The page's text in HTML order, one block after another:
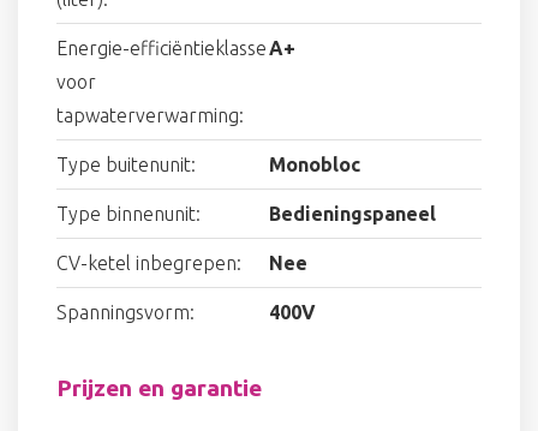
Energie-efficiëntieklasse
voor
tapwaterverwarming:
A+
Type buitenunit: Monobloc
Type binnenunit: Bedieningspaneel
CV-ketel inbegrepen: Nee
Spanningsvorm: 400V
Prijzen en garantie